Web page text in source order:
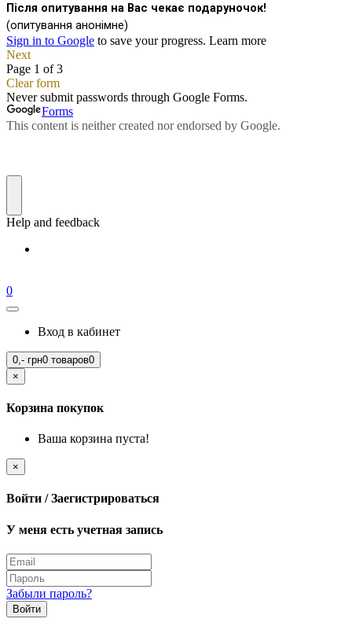
0
Вход в кабинет
0,- грн0 товаров0
×
Корзина покупок
Ваша корзина пуста!
×
Войти / Заегистрироваться
У меня есть учетная запись
Забыли пароль?
Войти